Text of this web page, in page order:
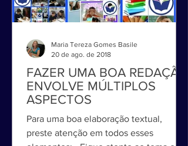
FAZER UMA BOA REDAÇÃO
ENVOLVE MÚLTIPLOS
ASPECTOS
Para uma boa elaboração textual,
20 de ago. de 2018